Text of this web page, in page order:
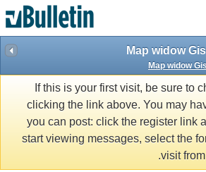
If this is your first visit, be sure to
clicking the link above. You may
you can post: click the register link
start viewing messages, select the
visit